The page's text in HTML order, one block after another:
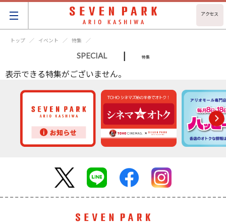
アクセス
トップ イベント 特集
SPECIAL | 特集
表示できる特集がございません。